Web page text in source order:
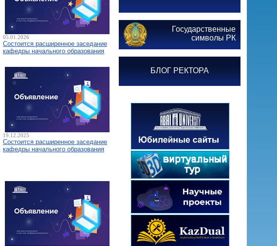
05.01.2026
Состоится расширенное заседание
кафедры начального образования
19.12.2025
Состоится расширенное заседание
кафедры начального образования
Государственные
символы РК
БЛОГ РЕКТОРА